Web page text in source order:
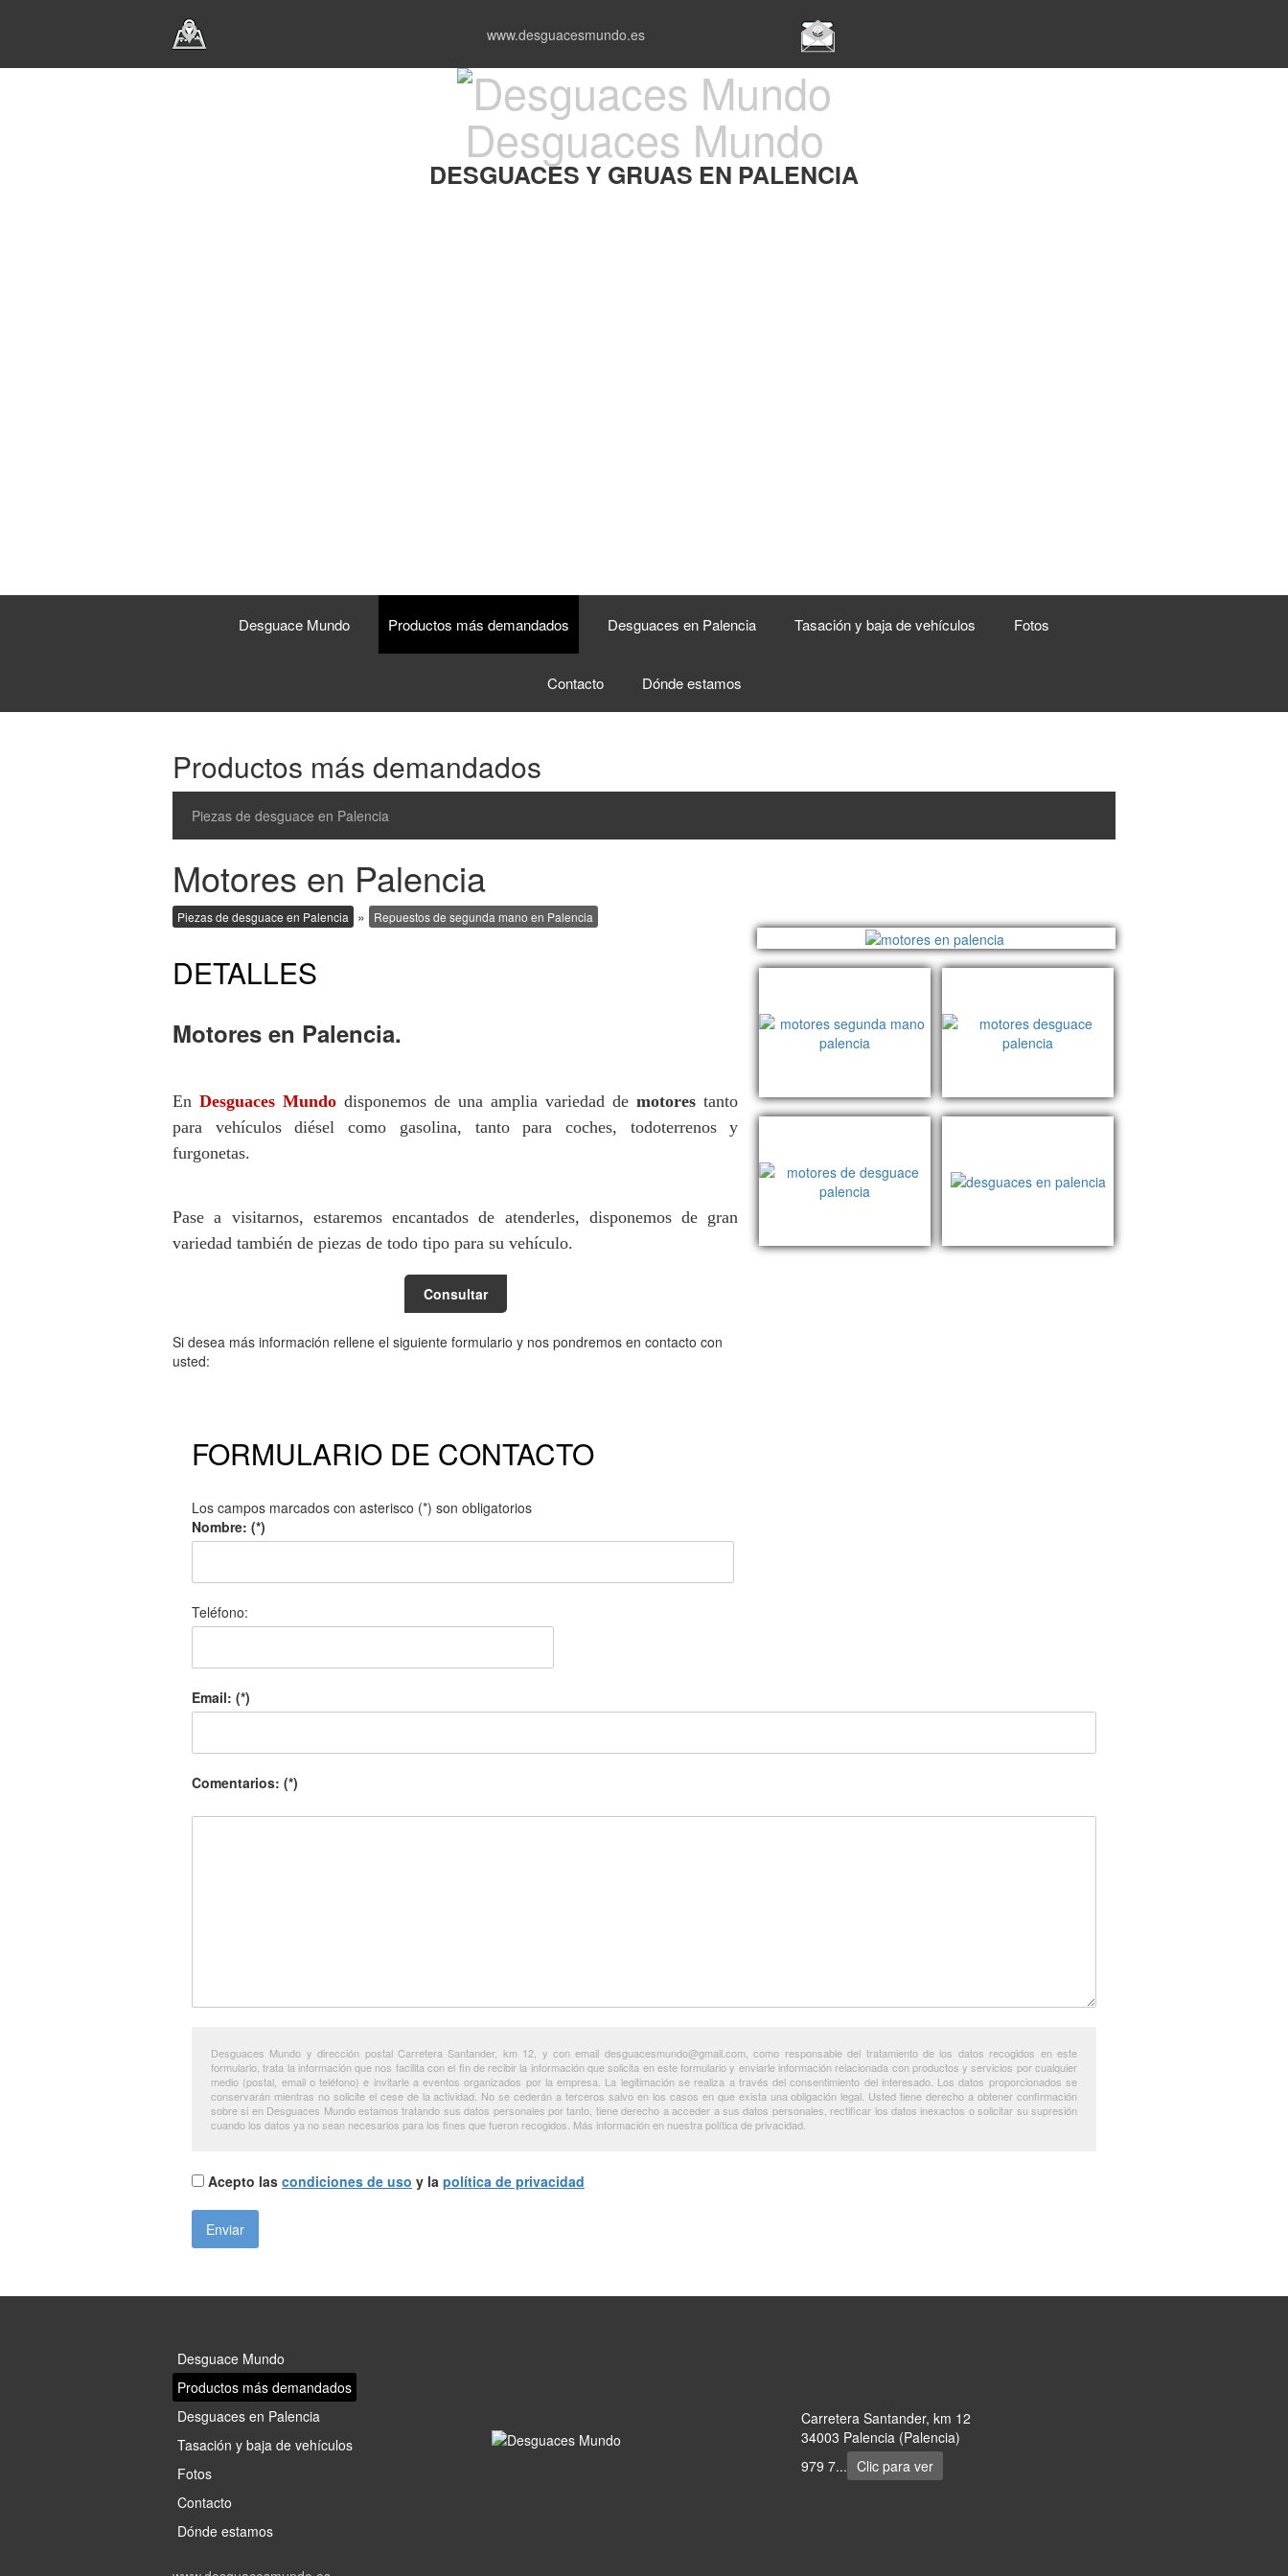
www.desguacesmundo.es
Desguaces Mundo
DESGUACES Y GRUAS EN PALENCIA
Desguace Mundo Productos más demandados Desguaces en Palencia Tasación y baja de vehículos Fotos
Contacto Dónde estamos
Productos más demandados
Piezas de desguace en Palencia
Motores en Palencia
Piezas de desguace en Palencia » Repuestos de segunda mano en Palencia
DETALLES
Motores en Palencia.
EnDesguaces Mundo disponemos de una amplia variedad demotores tanto
para vehículos diésel como gasolina, tanto para coches, todoterrenos y
furgonetas.
Pase a visitarnos, estaremos encantados de atenderles, disponemos de gran
variedad también de piezas de todo tipo para su vehículo.
Consultar
Si desea más información rellene el siguiente formulario y nos pondremos en contacto con
usted:
FORMULARIO DE CONTACTO
Los campos marcados con asterisco (*) son obligatorios
Nombre: (*)
Teléfono:
Email: (*)
Comentarios: (*)
Desguaces Mundo y dirección postal Carretera Santander, km 12, y con email desguacesmundo@gmail.com, como responsable del tratamiento de los datos recogidos en este
formulario, trata la información que nos facilita con el fin de recibir la información que solicita en este formulario y enviarle información relacionada con productos y servicios por cualquier
medio (postal, email o teléfono) e invitarle a eventos organizados por la empresa. La legitimación se realiza a través del consentimiento del interesado. Los datos proporcionados se
conservarán mientras no solicite el cese de la actividad. No se cederán a terceros salvo en los casos en que exista una obligación legal. Usted tiene derecho a obtener confirmación
sobre si en Desguaces Mundo estamos tratando sus datos personales por tanto, tiene derecho a acceder a sus datos personales, rectificar los datos inexactos o solicitar su supresión
cuando los datos ya no sean necesarios para los fines que fueron recogidos. Más información en nuestra política de privacidad.
Acepto las condiciones de uso y la política de privacidad
Desguace Mundo
Productos más demandados
Desguaces en Palencia
Tasación y baja de vehículos
Fotos
Contacto
Dónde estamos
Carretera Santander, km 12
34003 Palencia (Palencia)
979 7... Clic para ver